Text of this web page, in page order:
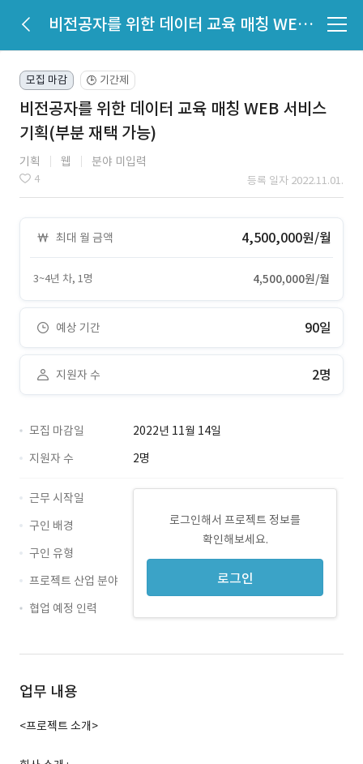
비전공자를 위한 데이터 교육 매칭 WEB 서비스 기획(부분 재택 가능)
모집 마감 🕒 기간제
비전공자를 위한 데이터 교육 매칭 WEB 서비스
기획(부분 재택 가능)
기획 웹 분야 미입력
4 등록 일자 2022.11.01.
최대 월 금액 4,500,000원/월
3~4년 차, 1명 4,500,000원/월
예상 기간 90일
지원자 수 2명
모집 마감일
2022년 11월 14일
지원자 수
2명
로그인해서 프로젝트 정보를
확인해보세요.
로그인
근무 시작일
구인 배경
구인 유형
프로젝트 산업 분야
협업 예정 인력
업무 내용
<프로젝트 소개>